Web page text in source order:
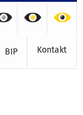
BIP Kontakt